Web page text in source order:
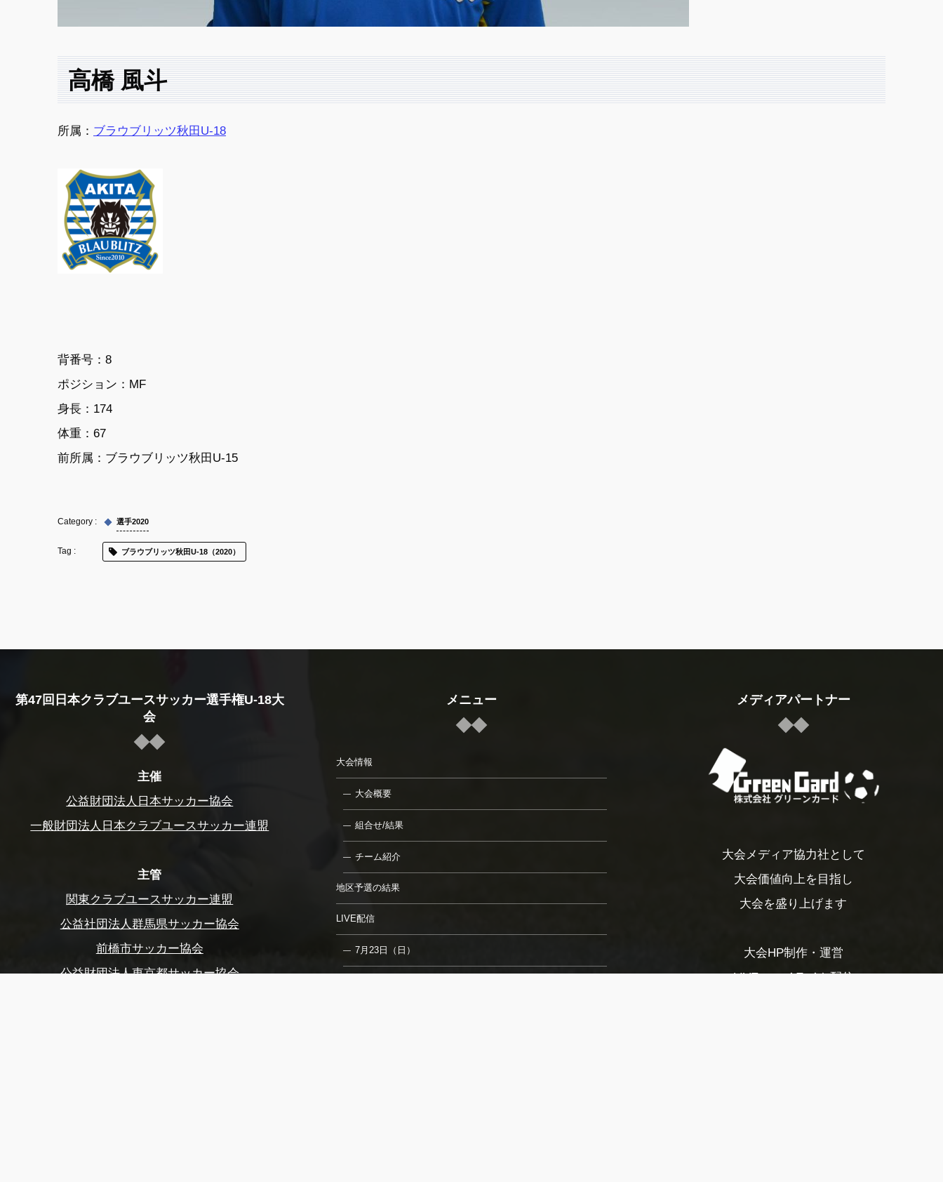
高橋 風斗
所属： ブラウブリッツ秋田U-18
背番号：8
ポジション：MF
身長：174
体重：67
前所属： ブラウブリッツ秋田U-15
選手2020
ブラウブリッツ秋田U-18（2020）
第47回日本クラブユースサッカー選手権U-18大
会
主催
公益財団法人日本サッカー協会
一般財団法人日本クラブユースサッカー連盟
主管
関東クラブユースサッカー連盟
公益社団法人群馬県サッカー協会
前橋市サッカー協会
公益財団法人東京都サッカー協会
メニュー
大会情報
大会概要
組合せ/結果
チーム紹介
地区予選の結果
LIVE配信
7月23日（日）
メディアパートナー
大会メディア協力社として
大会価値向上を目指し
大会を盛り上げます
大会HP制作・運営
LIVE・ハイライト配信